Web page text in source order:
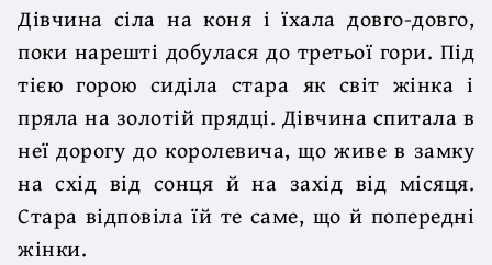
Дівчина сіла на коня і їхала довго-довго,
поки нарешті добулася до третьої гори. Під
тією горою сиділа стара як світ жінка і
пряла на золотій прядці. Дівчина спитала в
неї дорогу до королевича, що живе в замку
на схід від сонця й на захід від місяця.
Стара відповіла їй те саме, що й попередні
жінки.